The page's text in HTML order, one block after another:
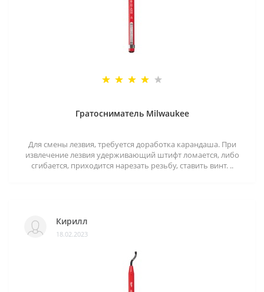
Гратосниматель Milwaukee
Для смены лезвия, требуется доработка карандаша. При
извлечение лезвия удерживающий штифт ломается, либо
сгибается, приходится нарезать резьбу, ставить винт. ..
Кирилл
18.02.2023